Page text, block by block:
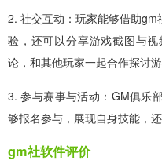
2. 社交互动：玩家能够借助
验，还可以分享游戏截图与
论，和其他玩家一起合作探讨游
3. 参与赛事与活动：GM俱乐
够报名参与，展现自身技能，
gm社软件评价